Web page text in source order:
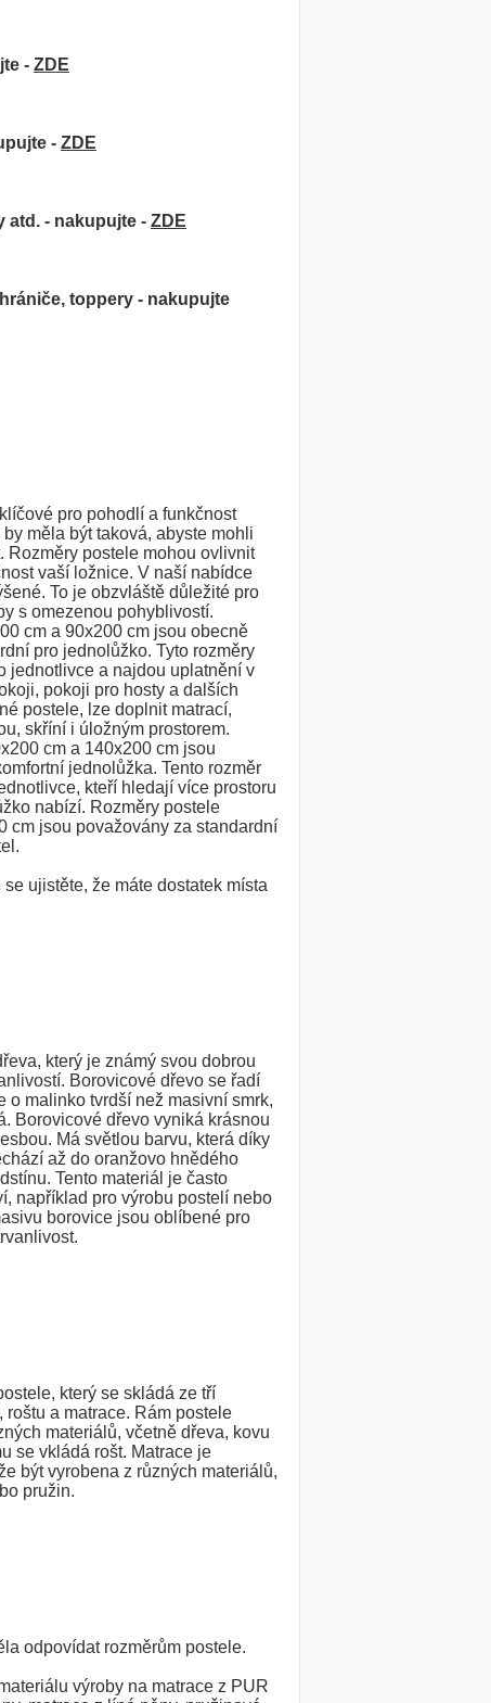
- ZDE
- ZDE
atd. - nakupujte - ZDE
toppery - nakupujte
pro pohodlí a funkčnost
měla být taková, abyste mohli
Rozměry postele mohou ovlivnit
vaší ložnice. V naší nabídce
To je obzvláště důležité pro
s omezenou pohyblivostí.
cm a 90x200 cm jsou obecně
pro jednolůžko. Tyto rozměry
jednotlivce a najdou uplatnění v
pokoji pro hosty a dalších
postele, lze doplnit matrací,
skříní i úložným prostorem.
cm a 140x200 cm jsou
jednolůžka. Tento rozměr
kteří hledají více prostoru
nabízí. Rozměry postele
cm jsou považovány za standardní
ujistěte, že máte dostatek místa
který je známý svou dobrou
Borovicové dřevo se řadí
o malinko tvrdší než masivní smrk,
Borovicové dřevo vyniká krásnou
Má světlou barvu, která díky
až do oranžovo hnědého
Tento materiál je často
například pro výrobu postelí nebo
borovice jsou oblíbené pro
který se skládá ze tří
roštu a matrace. Rám postele
materiálů, včetně dřeva, kovu
se vkládá rošt. Matrace je
být vyrobena z různých materiálů,
pružin.
odpovídat rozměrům postele.
výroby na matrace z PUR